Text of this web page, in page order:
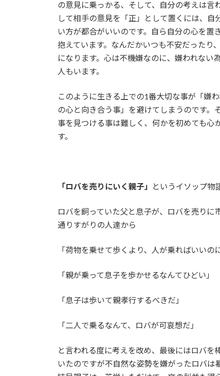
の意見に乗っかる、そして、自分の考えは言
して相手の意見を「正」として置くには、
い方が都合がいいのです。自ら自分の心を置
抱えています。なんだかいつも不安だったり
になります。心は不機嫌なのに、嫌われない
人もいます。
このように生きる上での1番大切な事が「嫌
の心と向き合う事」を避けてしまうのです。
事を見つける事は難しく、何かを初めても心
す。
「ロバを売りにいく親子」 というイソップ物
ロバを飼っていた父と息子が、ロバを売りに
通りすがりの人達から
「荷物を乗せて歩くより、人が乗ればいいのに
「親が乗って息子を歩かせるなんてひどい」
「息子は歩いて親孝行するべきだ」
「二人で乗るなんて、ロバが可哀想だ」
と言われる度に考えを改め、最後にはロバを
いたのですが不自然な姿勢を嫌がったロバは